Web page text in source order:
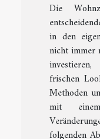
Die
in den
nicht immer
frischen
Methoden
mit
folgenden